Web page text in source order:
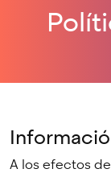
A los efectos